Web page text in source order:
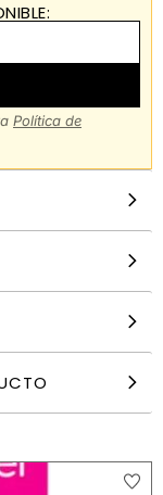
Política de